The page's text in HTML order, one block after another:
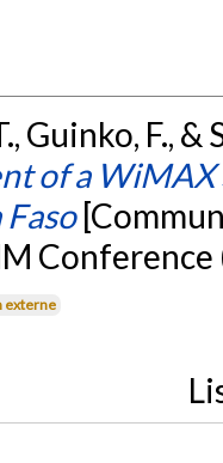
Guinko, F.,
of a WiMAX
externe